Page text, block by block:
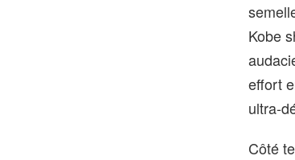
Kobe
effort
Côté